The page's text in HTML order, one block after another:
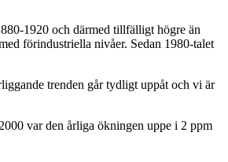
1920 och därmed tillfälligt högre än
förindustriella nivåer. Sedan 1980-talet
trenden går tydligt uppåt och vi är
var den årliga ökningen uppe i 2 ppm